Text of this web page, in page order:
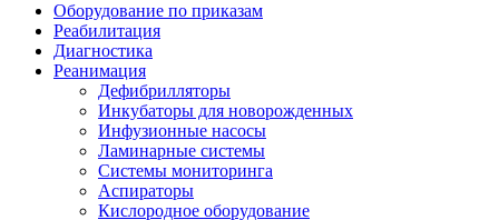
Оборудование по приказам
Реабилитация
Диагностика
Реанимация
Дефибрилляторы
Инкубаторы для новорожденных
Инфузионные насосы
Ламинарные системы
Системы мониторинга
Аспираторы
Кислородное оборудование